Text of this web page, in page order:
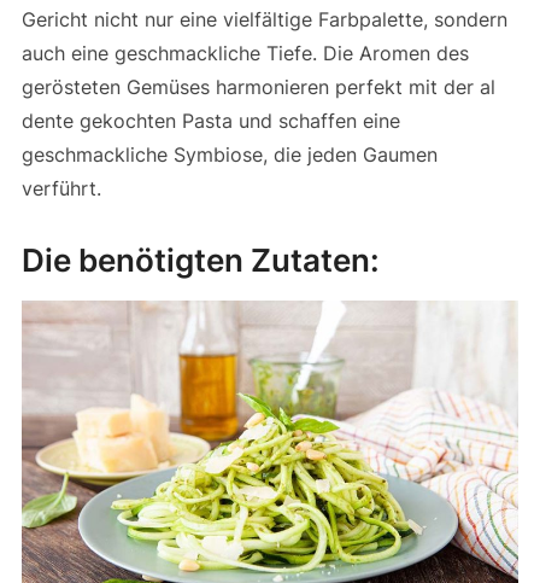
Gericht nicht nur eine vielfältige Farbpalette, sondern
auch eine geschmackliche Tiefe. Die Aromen des
gerösteten Gemüses harmonieren perfekt mit der al
dente gekochten Pasta und schaffen eine
geschmackliche Symbiose, die jeden Gaumen
verführt.
Die benötigten Zutaten: